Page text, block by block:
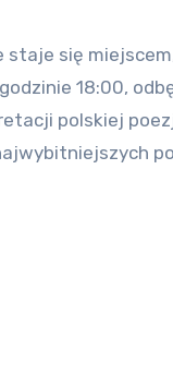
18:00,
polskiej